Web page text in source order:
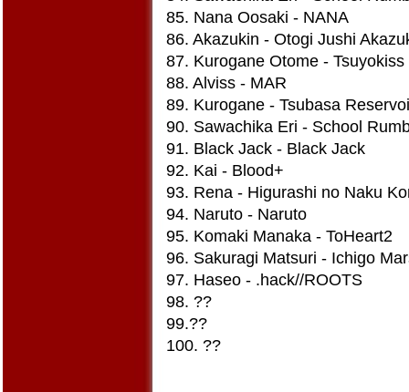
85. Nana Oosaki - NANA
86. Akazukin - Otogi Jushi
87. Kurogane Otome -
88. Alviss - MAR
89. Kurogane - Tsubasa
90. Sawachika Eri - School
91. Black Jack - Black Jack
92. Kai - Blood+
93. Rena - Higurashi no Naku
94. Naruto - Naruto
95. Komaki Manaka - ToHeart2
96. Sakuragi Matsuri - Ichigo
97. Haseo - .hack//ROOTS
98. ??
99.??
100. ??